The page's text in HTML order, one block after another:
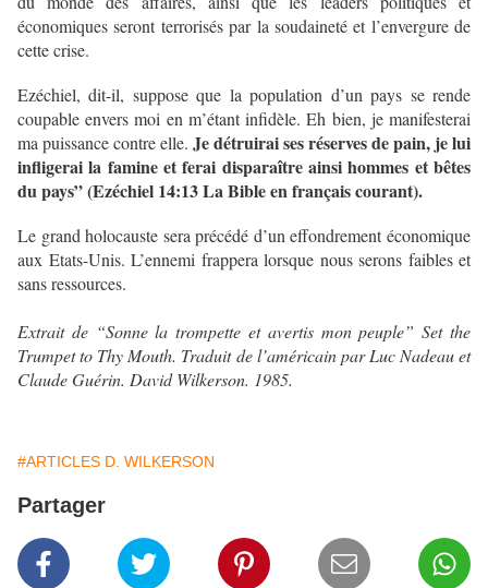
économiques seront terrorisés par la soudaineté et l’envergure de
cette crise.
Ezéchiel, dit-il, suppose que la population d’un pays se rende
coupable envers moi en m’étant infidèle. Eh bien, je manifesterai
ma puissance contre elle. Je détruirai ses réserves de pain, je lui
infligerai la famine et ferai disparaître ainsi hommes et bêtes
du pays” (Ezéchiel 14:13 La Bible en français courant).
Le grand holocauste sera précédé d’un effondrement économique
aux Etats-Unis. L’ennemi frappera lorsque nous serons faibles et
sans ressources.
Extrait de “Sonne la trompette et avertis mon peuple” Set the
Trumpet to Thy Mouth. Traduit de l’américain par Luc Nadeau et
Claude Guérin. David Wilkerson. 1985.
#ARTICLES D. WILKERSON
Partager